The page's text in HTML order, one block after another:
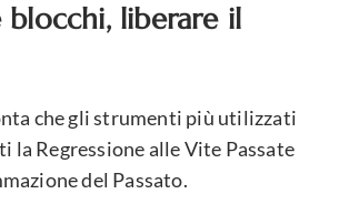
blocchi, liberare il
che gli strumenti più utilizzati
la Regressione alle Vite Passate
del Passato.